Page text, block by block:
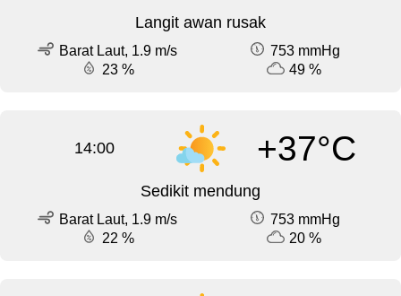
Langit awan rusak
Barat Laut, 1.9 m/s
753 mmHg
23 %
49 %
14:00 +37°C
Sedikit mendung
Barat Laut, 1.9 m/s
753 mmHg
22 %
20 %